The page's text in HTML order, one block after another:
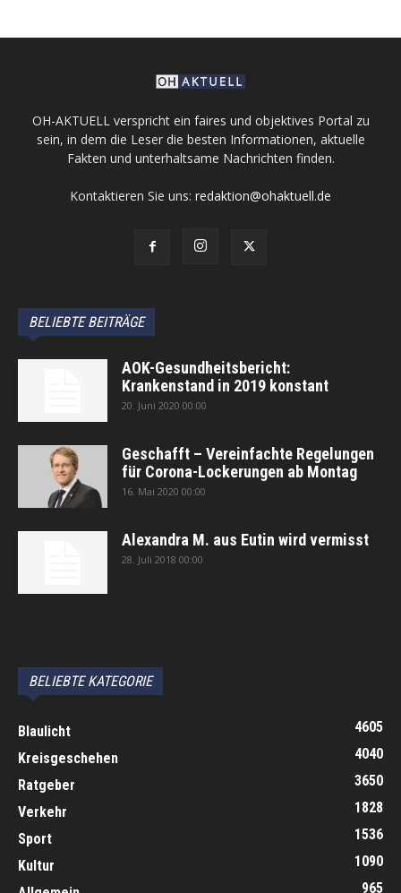
OH-AKTUELL verspricht ein faires und objektives Portal zu
sein, in dem die Leser die besten Informationen, aktuelle
Fakten und unterhaltsame Nachrichten finden.
Kontaktieren Sie uns: redaktion@ohaktuell.de
BELIEBTE BEITRÄGE
AOK-Gesundheitsbericht:
Krankenstand in 2019 konstant
20. Juni 2020 00:00
Geschafft – Vereinfachte Regelungen
für Corona-Lockerungen ab Montag
16. Mai 2020 00:00
Alexandra M. aus Eutin wird vermisst
28. Juli 2018 00:00
BELIEBTE KATEGORIE
Blaulicht
4605
Kreisgeschehen
4040
Ratgeber
3650
Verkehr
1828
Sport
1536
Kultur
1090
965